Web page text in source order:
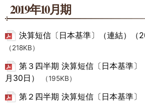
2019年10月期
決算短信〔日本基準〕（連結）（
（218KB）
第３四半期 決算短信〔日本基準
月30日）
（195KB）
第２四半期 決算短信〔日本基準